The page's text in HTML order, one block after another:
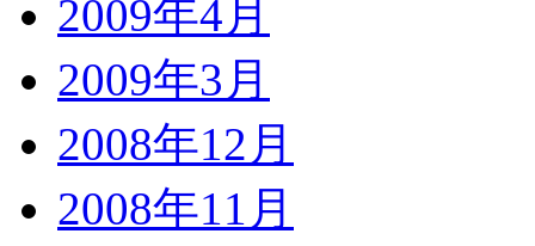
2009年4月
2009年3月
2008年12月
2008年11月